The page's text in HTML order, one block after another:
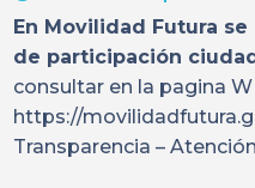
En Movilidad Futura
de participación
consultar en la pagina
https://
Transparencia –